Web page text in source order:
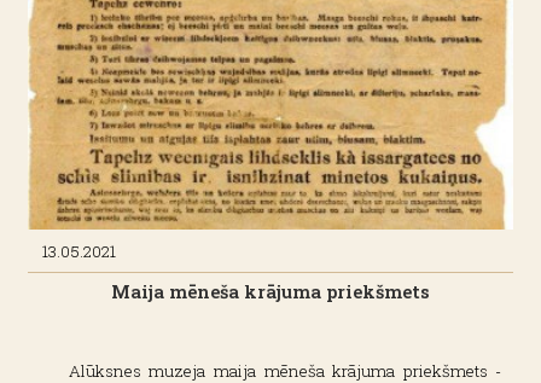
13.05.2021
Maija mēneša krājuma priekšmets
Alūksnes muzeja maija mēneša krājuma priekšmets -